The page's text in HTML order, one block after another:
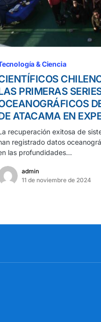
& Ciencia
PRIMERAS
ATACAMA EN
recuperación exitosa de
registrado datos
las profundidades…
admin
11 de noviembre de 2024